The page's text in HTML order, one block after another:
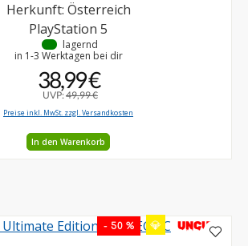
Herkunft: Österreich
PlayStation 5
lagernd
in 1-3 Werktagen bei dir
38,99 €
UVP:49,99 €
Preise inkl. MwSt. zzgl. Versandkosten
In den Warenkorb
- 50 % 💎 UNCUT